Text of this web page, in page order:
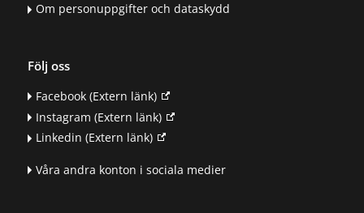
Om personuppgifter och dataskydd
Följ oss
Facebook(Extern länk)
Instagram (Extern länk)
Linkedin (Extern länk)
Våra andra konton i sociala medier